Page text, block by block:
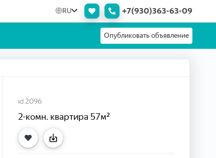
RU +7(930)363-63-09
Опубликовать объявление
id 2096
2-комн. квартира 57м²